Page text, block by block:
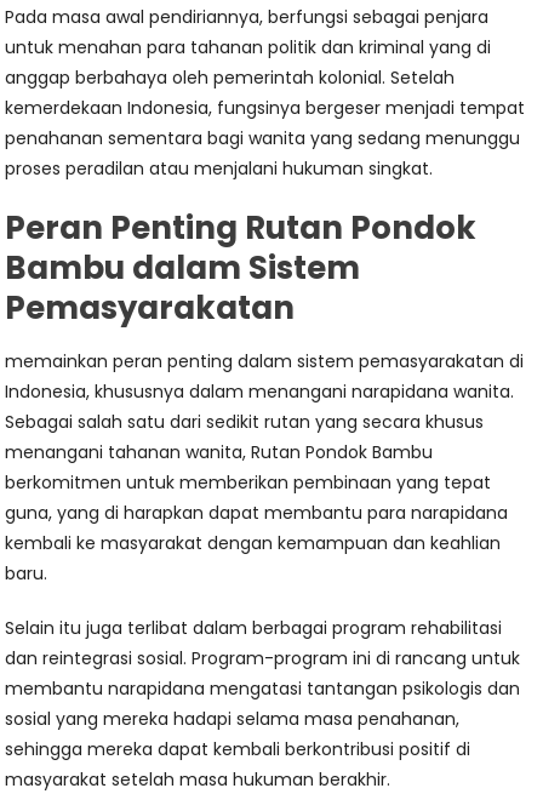
Pada masa awal pendiriannya, berfungsi sebagai penjara
untuk menahan para tahanan politik dan kriminal yang di
anggap berbahaya oleh pemerintah kolonial. Setelah
kemerdekaan Indonesia, fungsinya bergeser menjadi tempat
penahanan sementara bagi wanita yang sedang menunggu
proses peradilan atau menjalani hukuman singkat.
Peran Penting Rutan Pondok
Bambu dalam Sistem
Pemasyarakatan
memainkan peran penting dalam sistem pemasyarakatan di
Indonesia, khususnya dalam menangani narapidana wanita.
Sebagai salah satu dari sedikit rutan yang secara khusus
menangani tahanan wanita, Rutan Pondok Bambu
berkomitmen untuk memberikan pembinaan yang tepat
guna, yang di harapkan dapat membantu para narapidana
kembali ke masyarakat dengan kemampuan dan keahlian
baru.
Selain itu juga terlibat dalam berbagai program rehabilitasi
dan reintegrasi sosial. Program-program ini di rancang untuk
membantu narapidana mengatasi tantangan psikologis dan
sosial yang mereka hadapi selama masa penahanan,
sehingga mereka dapat kembali berkontribusi positif di
masyarakat setelah masa hukuman berakhir.